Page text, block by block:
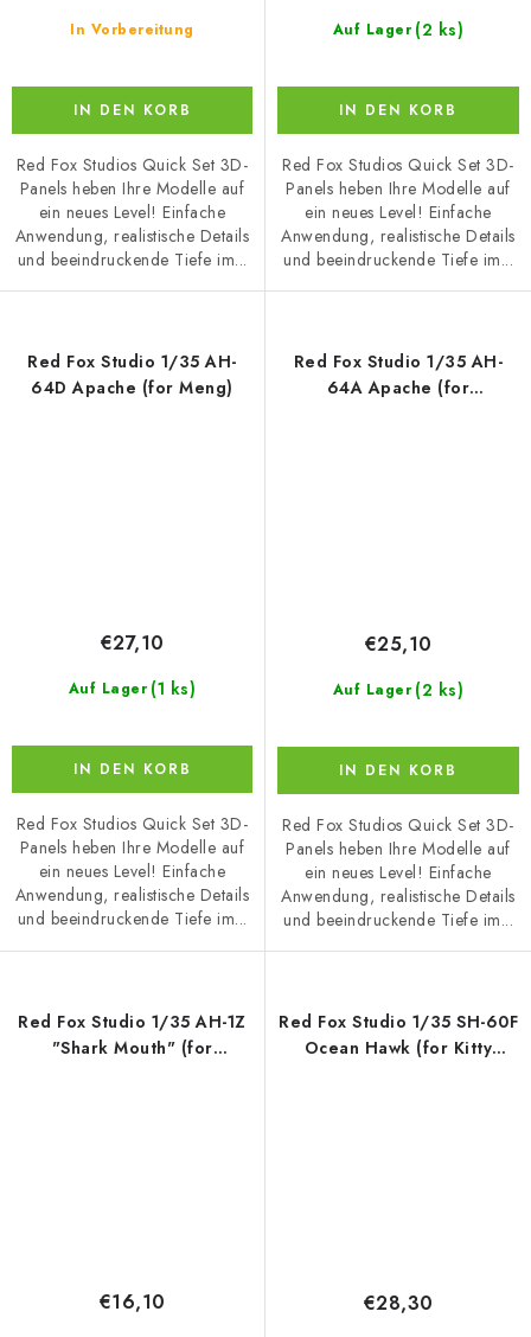
In Vorbereitung
IN DEN KORB
Red Fox Studios Quick Set 3D-
Panels heben Ihre Modelle auf
ein neues Level! Einfache
Anwendung, realistische Details
und beeindruckende Tiefe im...
Auf Lager (2 ks)
IN DEN KORB
Red Fox Studios Quick Set 3D-
Panels heben Ihre Modelle auf
ein neues Level! Einfache
Anwendung, realistische Details
und beeindruckende Tiefe im...
Red Fox Studio 1/35 AH-
64D Apache (for Meng)
Auf Lager (1 ks)
€27,10
IN DEN KORB
Red Fox Studios Quick Set 3D-
Panels heben Ihre Modelle auf
ein neues Level! Einfache
Anwendung, realistische Details
und beeindruckende Tiefe im...
Red Fox Studio 1/35 AH-
64A Apache (for
Auf Lager (2 ks)
€25,10
IN DEN KORB
Red Fox Studios Quick Set 3D-
Panels heben Ihre Modelle auf
ein neues Level! Einfache
Anwendung, realistische Details
und beeindruckende Tiefe im...
Red Fox Studio 1/35 AH-1Z
"Shark Mouth" (for
€16,10
Red Fox Studio 1/35 SH-60F
Ocean Hawk (for Kitty
€28,30